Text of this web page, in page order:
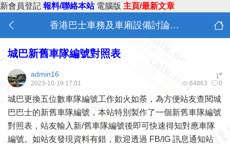
新會員登記 報料/聯絡本站 電腦版 主頁/最新文章
香港巴士車務及車廂設備討論 (B0)
城巴新舊車隊編號對照表
1#
admin16
64863 0
2023-10-19 17:01
城巴更換五位數車隊編號工作如火如荼，為方便站友查閱城
巴巴士的新舊車隊編號，本站特別製作了一個新舊車隊編號
對照表，站友輸入新/舊車隊編號後即可快速得知對應車隊
編號。如站友發現資料有錯，歡迎透過 FB/IG 訊息通知站